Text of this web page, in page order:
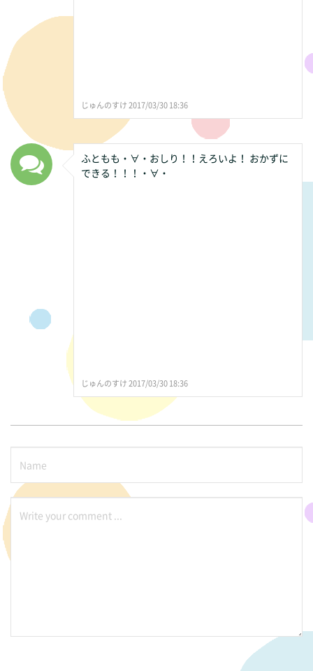
じゅんのすけ 2017/03/30 18:36
ふともも・∀・おしり！！えろいよ！ おかずに
できる！！！・∀・
じゅんのすけ 2017/03/30 18:36